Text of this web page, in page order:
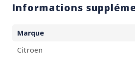
Informations
Marque
Citroen